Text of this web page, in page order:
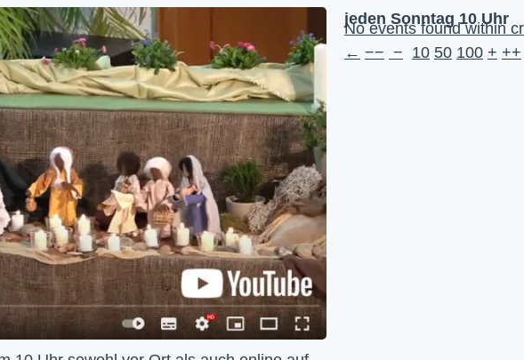
jeden Sonntag 10 Uhr
No events found within
← −− − 10 50 100 + ++